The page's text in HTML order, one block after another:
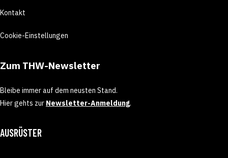
Kontakt
Cookie-Einstellungen
Zum THW-Newsletter
Bleibe immer auf dem neusten Stand.
Hier gehts zur Newsletter-Anmeldung.
AUSRÜSTER